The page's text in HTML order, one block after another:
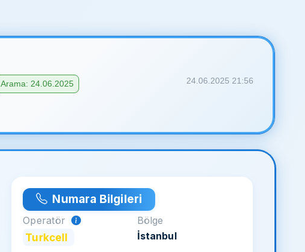
Arama: 24.06.2025 24.06.2025 21:56
Numara Bilgileri
Operatör
Turkcell
Bölge
İstanbul